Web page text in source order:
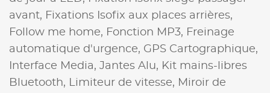
avant, Fixations Isofix aux places arrières,
Follow me home, Fonction MP3, Freinage
automatique d'urgence, GPS Cartographique,
Interface Media, Jantes Alu, Kit mains-libres
Bluetooth,
Limiteur de vitesse, Miroir de